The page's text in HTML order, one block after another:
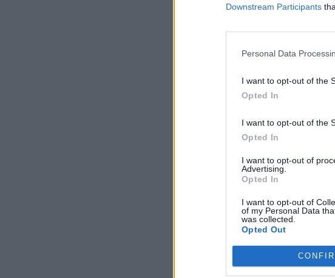
Downstream Participants
Personal Data
I want to opt-out of the
Opted In
I want to opt-out of the
Opted In
I want to opt-out of
Advertising.
Opted In
I want to opt-out of
of my Personal Data
was collected.
Opted Out